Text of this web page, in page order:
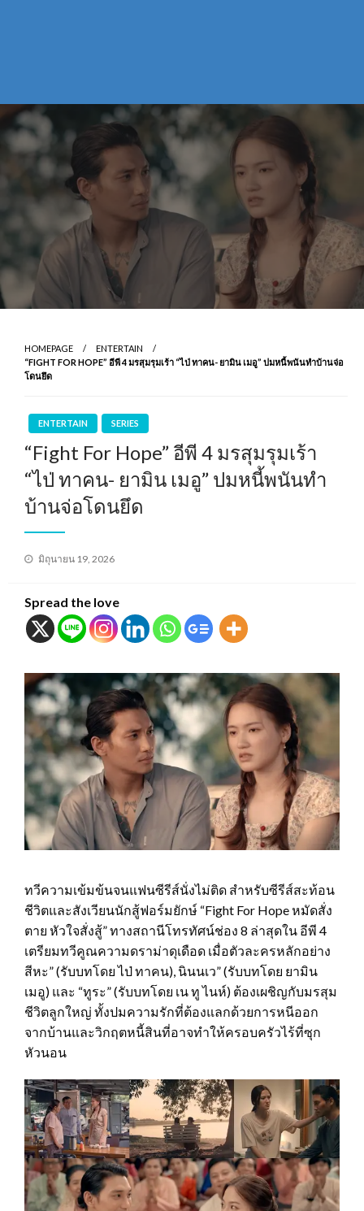
HOMEPAGE
ENTERTAIN
“FIGHT FOR HOPE” อีพี 4 มรสุมรุมเร้า “ไป่ ทาคน- ยามิน เมอู” ปมหนี้พนันทำบ้านจ่อ
โดนยึด
ENTERTAIN SERIES
“Fight For Hope” อีพี 4 มรสุมรุมเร้า
“ไป่ ทาคน- ยามิน เมอู” ปมหนี้พนันทำ
บ้านจ่อโดนยึด
Posted
มิถุนายน 19, 2026
Spread the love
ทวีความเข้มข้นจนแฟนซีรีส์นั่งไม่ติด สำหรับซีรีส์สะท้อน
ชีวิตและสังเวียนนักสู้ฟอร์มยักษ์ “Fight For Hope หมัดสั่ง
ตาย หัวใจสั่งสู้” ทางสถานีโทรทัศน์ช่อง 8 ล่าสุดใน อีพี 4
เตรียมทวีคูณความดราม่าดุเดือด เมื่อตัวละครหลักอย่าง
สีหะ” (รับบทโดย ไป่ ทาคน), นินนเว” (รับบทโดย ยามิน
เมอู) และ “ทูระ” (รับบทโดย เน ทู ไนห์) ต้องเผชิญกับมรสุม
ชีวิตลูกใหญ่ ทั้งปมความรักที่ต้องแลกด้วยการหนีออก
จากบ้านและวิกฤตหนี้สินที่อาจทำให้ครอบครัวไร้ที่ซุก
หัวนอน